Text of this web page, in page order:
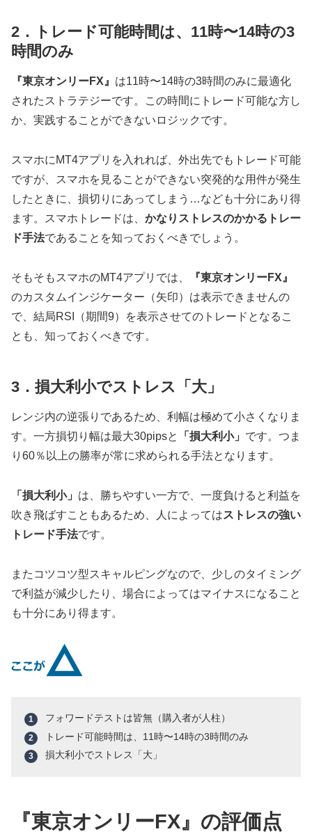
2．トレード可能時間は、11時〜14時の3
時間のみ
『東京オンリーFX』 は11時〜14時の3時間のみに最適化
されたストラテジーです。この時間にトレード可能な方し
か、実践することができないロジックです。
スマホにMT4アプリを入れれば、外出先でもトレード可能
ですが、スマホを見ることができない突発的な用件が発生
したときに、損切りにあってしまう…なども十分にあり得
ます。スマホトレードは、 かなりストレスのかかるトレー
ド手法であることを知っておくべきでしょう。
そもそもスマホのMT4アプリでは、
『東京オンリーFX』
のカスタムインジケーター（矢印）は表示できませんの
で、結局RSI（期間9）を表示させてのトレードとなるこ
とも、知っておくべきです。
3．損大利小でストレス「大」
レンジ内の逆張りであるため、利幅は極めて小さくなりま
す。一方損切り幅は最大30pipsと
「損大利小」 です。つま
り60％以上の勝率が常に求められる手法となります。
「損大利小」 は、勝ちやすい一方で、一度負けると利益を
吹き飛ばすこともあるため、人によってはストレスの強い
トレード手法です。
またコツコツ型スキャルピングなので、少しのタイミング
で利益が減少したり、場合によってはマイナスになること
も十分にあり得ます。
フォワードテストは皆無（購入者が人柱）
トレード可能時間は、11時〜14時の3時間のみ
損大利小でストレス「大」
『東京オンリーFX』の評価点